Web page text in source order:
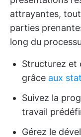
attrayantes,
parties
long du
Structurez et
grâce aux
Suivez la
travail
Gérez le